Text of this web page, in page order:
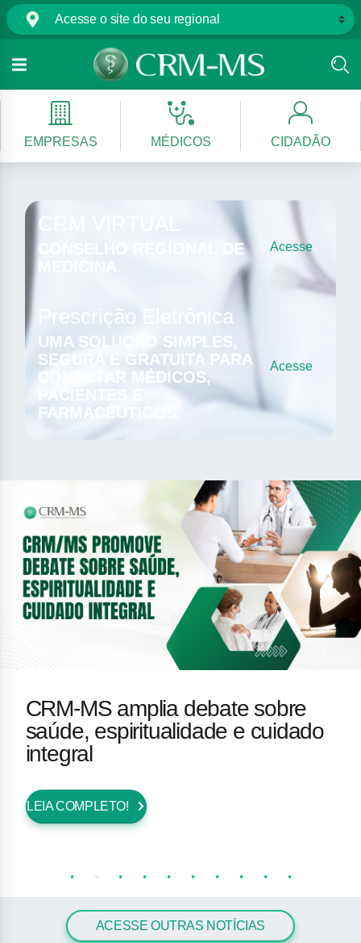
EMPRESAS MÉDICOS CIDADÃO
CRM VIRTUAL
CONSELHO REGIONAL DE
MEDICINA
Acesse
Prescrição Eletrônica
UMA SOLUÇÃO SIMPLES,
SEGURA E GRATUITA PARA
CONECTAR MÉDICOS,
PACIENTES E
FARMACÊUTICOS.
Acesse
CRM-MS amplia debate sobre
saúde, espiritualidade e cuidado
integral
LEIA COMPLETO!
ACESSE OUTRAS NOTÍCIAS